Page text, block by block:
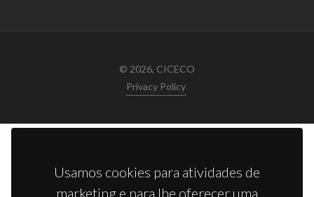
Usamos cookies para atividades de
marketing e para lhe oferecer uma
© 2026, CICECO
Privacy Policy